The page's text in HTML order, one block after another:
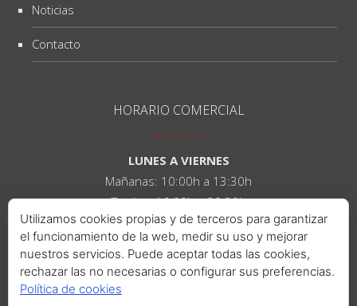
Noticias
Contacto
HORARIO COMERCIAL
LUNES A VIERNES
Mañanas: 10:00h a 13:30h
Tardes: 16:00h a 20:30h
SÁBADOS
Mañanas: 10:00h a 14:00h
Tardes: 16:00h a 21:00h
Utilizamos cookies propias y de terceros para garantizar
el funcionamiento de la web, medir su uso y mejorar
nuestros servicios. Puede aceptar todas las cookies,
rechazar las no necesarias o configurar sus preferencias.
Política de cookies